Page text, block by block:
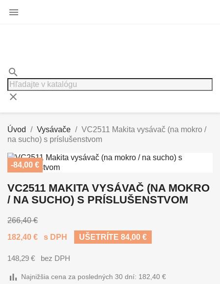

search
clear
Úvod Vysávače
VC2511 Makita vysávač (na mokro /
na sucho) s príslušenstvom
-84,00 €
VC2511 MAKITA VYSÁVAČ (NA MOKRO
/ NA SUCHO) S PRÍSLUŠENSTVOM
266,40 €
182,40 €
s DPH UŠETRÍTE 84,00 €
148,29 € bez DPH
bar_chart Najnižšia cena za posledných 30 dní: 182,40 €